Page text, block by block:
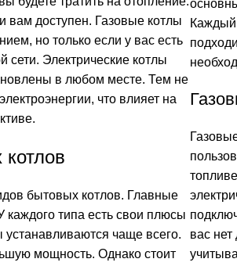
вам доступен. Газовые котлы
но только если у вас есть
сети. Электрические котлы
в любом месте. Тем не
что влияет на
бытовых котлов. Главные
каждого типа есть свои плюсы
чаще всего.
мощность. Однако стоит
Каждый
вас нет